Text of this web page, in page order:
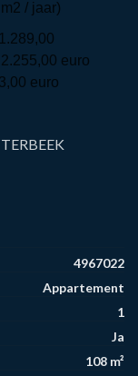
/ jaar)
euro
euro
4967022
Appartement
1
Ja
108 m²